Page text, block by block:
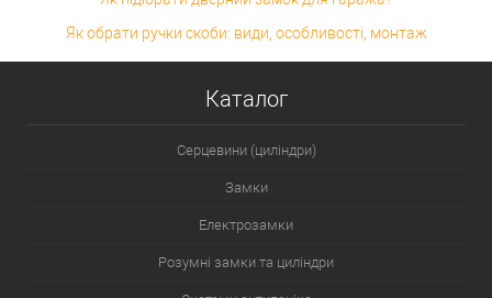
Як обрати ручки скоби: види, особливості, монтаж
Каталог
Серцевини (циліндри)
Замки
Електрозамки
Розумні замки та циліндри